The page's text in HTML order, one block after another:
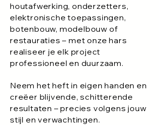
houtafwerking, onderzetters,
elektronische toepassingen,
botenbouw, modelbouw of
restauraties – met onze hars
realiseer je elk project
professioneel en duurzaam.
Neem het heft in eigen handen en
creëer blijvende, schitterende
resultaten – precies volgens jouw
stijl en verwachtingen.